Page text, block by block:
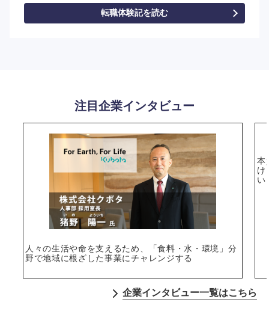
転職体験記を読む
注目企業インタビュー
人々の生活や命を支えるため、「食料・水・環境」分
野で地域に根ざした事業にチャレンジする
本
け
い
企業インタビュー一覧はこちら